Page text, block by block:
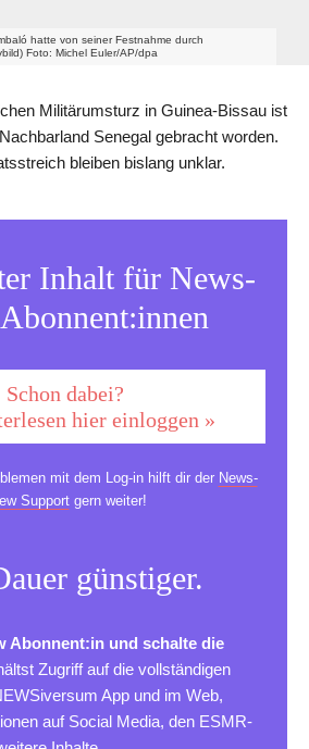
hatte von seiner Festnahme durch
Foto: Michel Euler/AP/dpa
Militärumsturz in Guinea-Bissau ist
Senegal gebracht worden.
bleiben bislang unklar.
Inhalt für News-
Schon dabei?
hier einloggen »
mit dem Log-in hilft dir der News-
Supportgern weiter!
günstiger.
Abonnent:in und schalte die
Zugriff auf die vollständigen
App und im Web,
auf Social Media, den ESMR-